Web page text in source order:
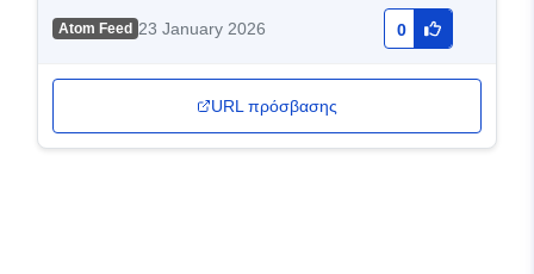
Atom Feed 23 January 2026 0
URL πρόσβασης